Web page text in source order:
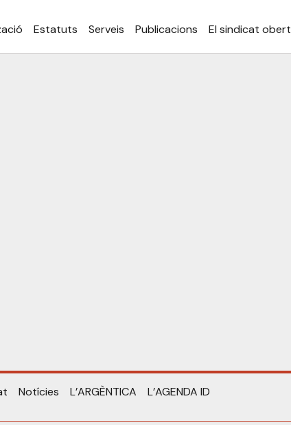
Estatuts Serveis Publicacions El sindicat obert
Notícies L’ARGÈNTICA L’AGENDA ID